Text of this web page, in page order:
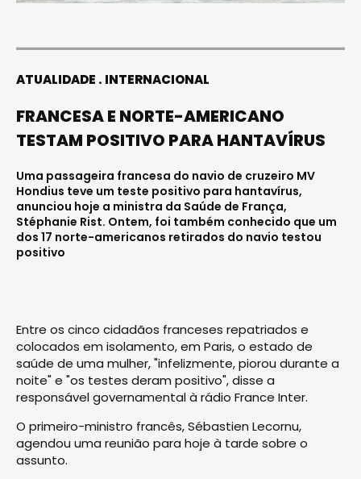
ATUALIDADE INTERNACIONAL
FRANCESA E NORTE-AMERICANO
TESTAM POSITIVO PARA HANTAVÍRUS
Uma passageira francesa do navio de cruzeiro MV
Hondius teve um teste positivo para hantavírus,
anunciou hoje a ministra da Saúde de França,
Stéphanie Rist. Ontem, foi também conhecido que um
dos 17 norte-americanos retirados do navio testou
positivo
Entre os cinco cidadãos franceses repatriados e
colocados em isolamento, em Paris, o estado de
saúde de uma mulher, "infelizmente, piorou durante a
noite" e "os testes deram positivo", disse a
responsável governamental à rádio France Inter.
O primeiro-ministro francês, Sébastien Lecornu,
agendou uma reunião para hoje à tarde sobre o
assunto.